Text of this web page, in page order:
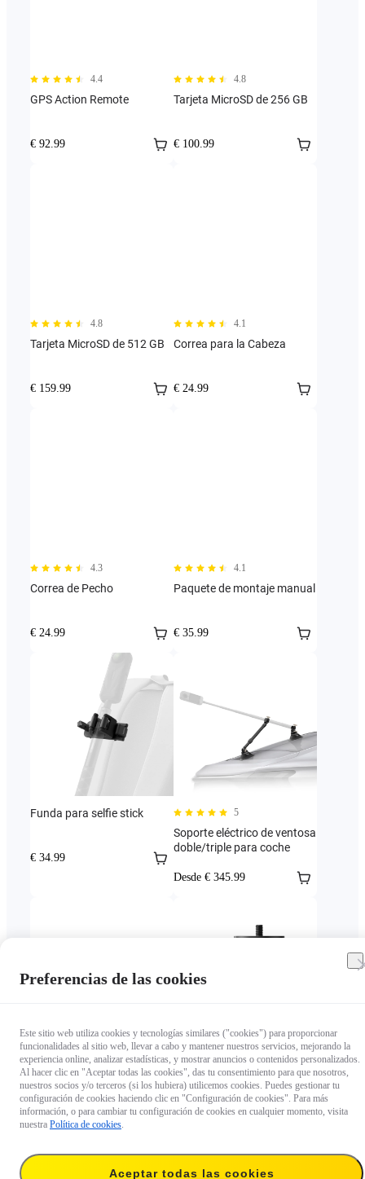
4.4
GPS Action Remote
€ 92.99
4.8
Tarjeta MicroSD de 256 GB
€ 100.99
4.8
Tarjeta MicroSD de 512 GB
€ 159.99
4.1
Correa para la Cabeza
€ 24.99
4.3
Correa de Pecho
€ 24.99
4.1
Paquete de montaje manual
€ 35.99
Funda para selfie stick
€ 34.99
5
Soporte eléctrico de ventosa
doble/triple para coche
Desde € 345.99
4.4
Montura para
ciclocomputadores de
bicicleta
Desde € 42.99
4.4
Montura para
ciclocomputadores de
bicicleta
Preferencias de las cookies
Este sitio web utiliza cookies y tecnologías similares ("cookies") para proporcionar
funcionalidades al sitio web, llevar a cabo y mantener nuestros servicios, mejorando la
experiencia online, analizar estadísticas, y mostrar anuncios o contenidos personalizados.
Al hacer clic en "Aceptar todas las cookies", das tu consentimiento para que nosotros,
nuestros socios y/o terceros (si los hubiera) utilicemos cookies. Puedes gestionar tu
configuración de cookies haciendo clic en "Configuración de cookies". Para más
información, o para cambiar tu configuración de cookies en cualquier momento, visita
nuestra Política de cookies.
Aceptar todas las cookies